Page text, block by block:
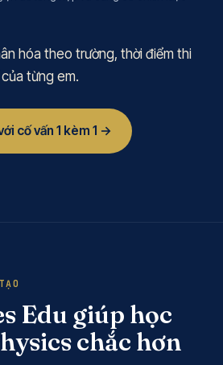
hóa theo trường, thời điểm thi
từng em.
cố vấn 1 kèm 1 →
Edu giúp học
chắc hơn